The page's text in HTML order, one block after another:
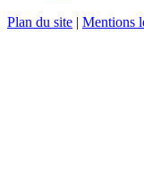
Plan du site | Mentions